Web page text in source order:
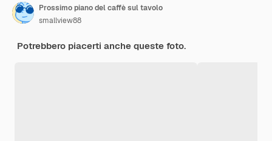
Prossimo piano del caffè sul tavolo
smallview88
Potrebbero piacerti anche queste foto.